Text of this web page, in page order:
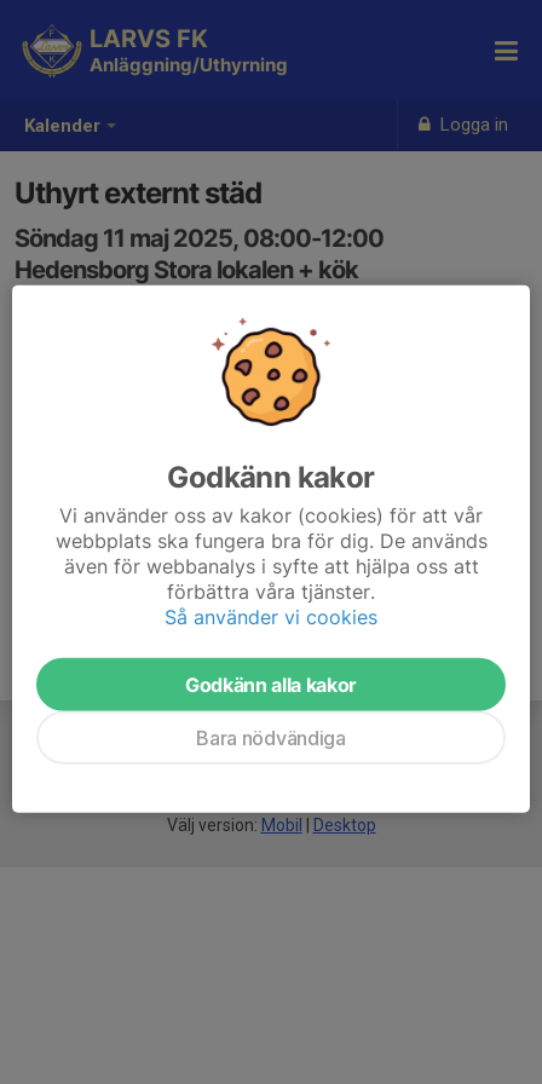
Kalender Logga in
LARVS FK
Anläggning/Uthyrning
Uthyrt externt städ
Söndag 11 maj 2025, 08:00-12:00
Hedensborg Stora lokalen + kök
Välj version: Mobil Desktop
Godkänn kakor
Vi använder oss av kakor (cookies) för att vår
webbplats ska fungera bra för dig. De används
även för webbanalys i syfte att hjälpa oss att
förbättra våra tjänster.
Så använder vi cookies
Godkänn alla kakor
Bara nödvändiga